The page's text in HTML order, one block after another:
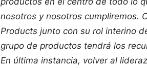
nosotros y nosotros cumpliremos.
Products junto con su rol interino
grupo de productos tendrá los
En última instancia, volver al